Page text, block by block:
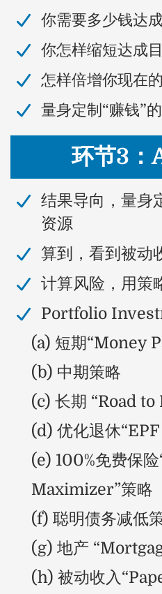
你需要多少钱达
你怎样缩短达成
怎样倍增你现在
量身定制“赚钱”
环节3：
结果导向，量身
资源
算到，看到被动
计算风险，用策
​Portfolio
(a) 短期“Money
(b) 中期策略
(c) 长期 “Road
(d) 优化退休
(e) 100%免费保
Maximizer”策略
(f) 聪明债务减低
(g) 地产
(h) 被动收入